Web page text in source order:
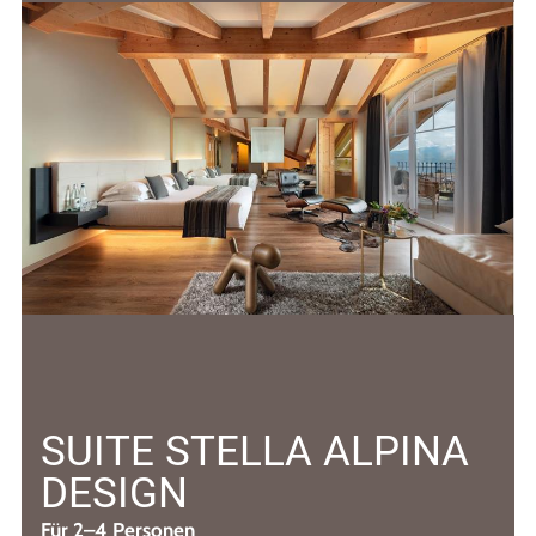
SUITE STELLA ALPINA
DESIGN
Für 2–4 Personen